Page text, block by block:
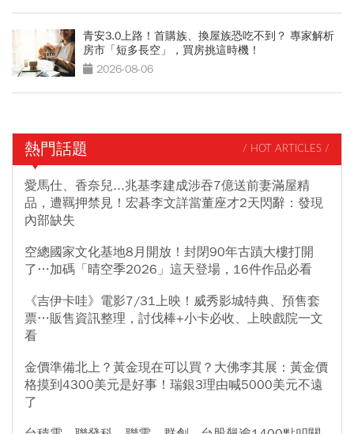
青安3.0上路！首購族、換屋族恐吃不到？ 專家解析
房市「短多長空」，買房挑這時機！
2026-08-06
熱門話題 / HOT ARTICLES /
愛馬仕、香奈兒...兆基李建成涉吞7億送前妻滿屋精
品，遭羈押禁見！宏碁李文詳當董座才2天閃辭：發現
內部缺失
空總國家文化基地8月開放！封閉90年古蹟大樓打開
了…加碼「晴空季2026」這天登場，16件作品必看
《吉伊卡哇》電影7/31上映！威秀影城特典、預售套
票…販售資訊整理，討伐棒+小卡必收、上映戲院一文
看
金價準備北上？黃金現在可以買？大佛李其展：黃金價
格摸到4300美元是好事！瑞銀3理由喊5000美元不遠
了